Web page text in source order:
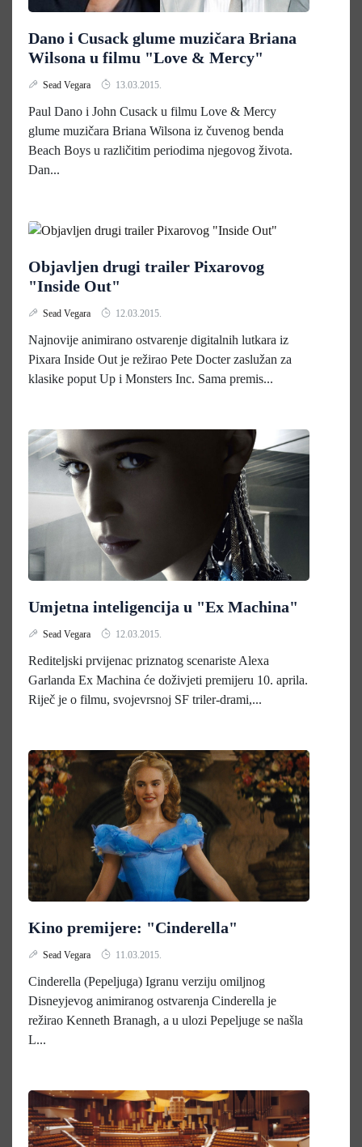
Dano i Cusack glume muzičara Briana
Wilsona u filmu "Love & Mercy"
Sead Vegara 13.03.2015.
Paul Dano i John Cusack u filmu Love & Mercy
glume muzičara Briana Wilsona iz čuvenog benda
Beach Boys u različitim periodima njegovog života.
Dan...
Objavljen drugi trailer Pixarovog
"Inside Out"
Sead Vegara 12.03.2015.
Najnovije animirano ostvarenje digitalnih lutkara iz
Pixara Inside Out je režirao Pete Docter zaslužan za
klasike poput Up i Monsters Inc. Sama premis...
Umjetna inteligencija u "Ex Machina"
Sead Vegara 12.03.2015.
Rediteljski prvijenac priznatog scenariste Alexa
Garlanda Ex Machina će doživjeti premijeru 10. aprila.
Riječ je o filmu, svojevrsnoj SF triler-drami,...
Kino premijere: "Cinderella"
Sead Vegara 11.03.2015.
Cinderella (Pepeljuga) Igranu verziju omiljnog
Disneyjevog animiranog ostvarenja Cinderella je
režirao Kenneth Branagh, a u ulozi Pepeljuge se našla
L...